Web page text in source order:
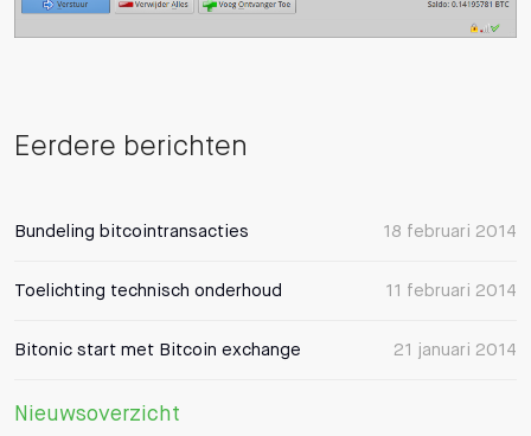
Eerdere berichten
18 februari 2014
Bundeling bitcointransacties
11 februari 2014
Toelichting technisch onderhoud
21 januari 2014
Bitonic start met Bitcoin exchange
Nieuwsoverzicht